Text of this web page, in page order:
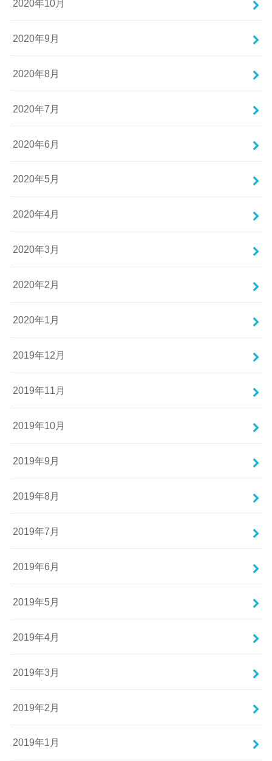
2020年10月
2020年9月
2020年8月
2020年7月
2020年6月
2020年5月
2020年4月
2020年3月
2020年2月
2020年1月
2019年12月
2019年11月
2019年10月
2019年9月
2019年8月
2019年7月
2019年6月
2019年5月
2019年4月
2019年3月
2019年2月
2019年1月